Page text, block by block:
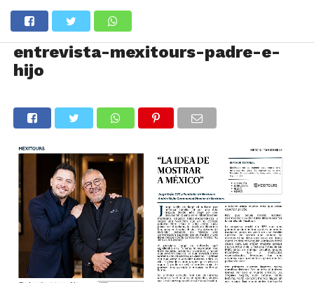
entrevista-mexitours-padre-e-
hijo